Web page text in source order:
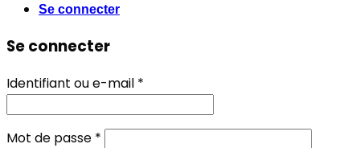
Se connecter
Se connecter
Identifiant ou e-mail *
Mot de passe *